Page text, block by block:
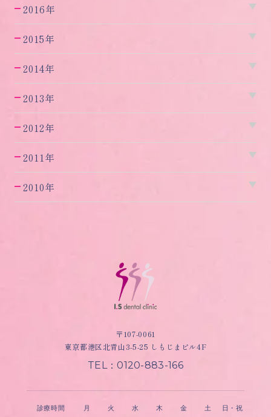
2016年
2015年
2014年
2013年
2012年
2011年
2010年
〒107-0061
東京都港区北青山3-5-25 しもじまビル4F
TEL：0120-883-166
診療時間 月 火 水 木 金 土 日・祝